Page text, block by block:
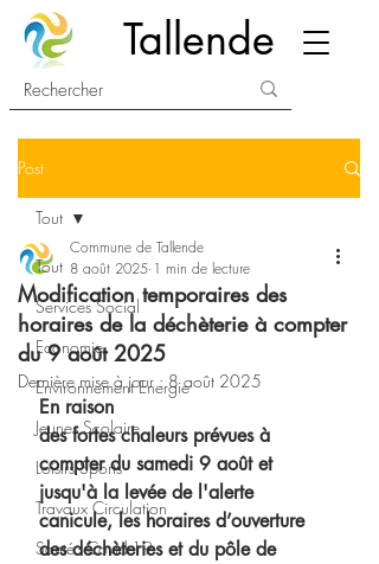
Tallende
Post
Tout
Services Social
Economie
Environnement Energie
Jeunes Scolaire
Loisirs Sports
Travaux Circulation
Santé - Covid-19
Tout
Modification temporaires des
horaires de la déchèterie à compter
du 9 août 2025
Commune de Tallende
8 août 2025 1 min de lecture
Dernière mise à jour :8 août 2025
En raison
des fortes chaleurs prévues à
compter du samedi 9 août et
jusqu'à la levée de l'alerte
canicule, les horaires d’ouverture
des déchèteries et du pôle de